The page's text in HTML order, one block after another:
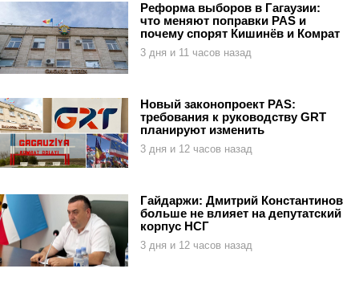
Реформа выборов в Гагаузии:
что меняют поправки PAS и
почему спорят Кишинёв и Комрат
3 дня и 11 часов назад
Новый законопроект PAS:
требования к руководству GRT
планируют изменить
3 дня и 12 часов назад
Гайдаржи: Дмитрий Константинов
больше не влияет на депутатский
корпус НСГ
3 дня и 12 часов назад